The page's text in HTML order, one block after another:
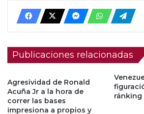
Publicaciones relacionadas
Agresividad de Ronald
Acuña Jr a la hora de
correr las bases
impresiona a propios y
ránking